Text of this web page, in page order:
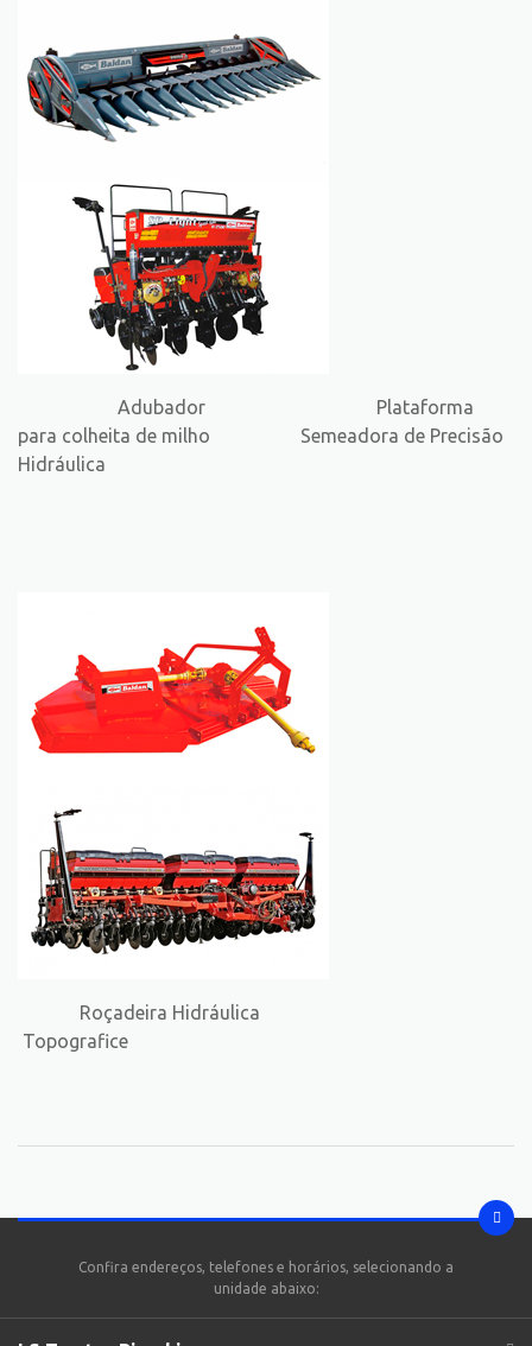
Adubador Plataforma
para colheita de milho Semeadora de Precisão
Hidráulica
Roçadeira Hidráulica
Topografice
Confira endereços, telefones e horários, selecionando a
unidade abaixo: